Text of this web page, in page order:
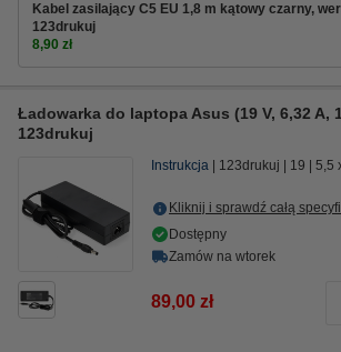
Kabel zasilający C5 EU 1,8 m kątowy czarny,
123drukuj
8,90 zł
Ładowarka do laptopa Asus (19 V, 6,32 A,
123drukuj
Instrukcja 123drukuj 19 5,5
Kliknij i sprawdź całą
Dostępny
Zamów na wtorek
89,00 zł